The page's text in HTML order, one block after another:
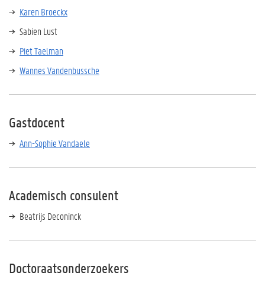
Karen Broeckx
Sabien Lust
Piet Taelman
Wannes Vandenbussche
Gastdocent
Ann-Sophie Vandaele
Academisch consulent
Beatrijs Deconinck
Doctoraatsonderzoekers